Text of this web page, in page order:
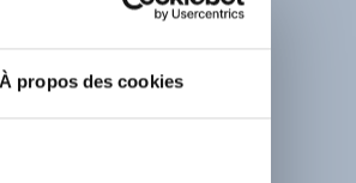
À propos des cookies